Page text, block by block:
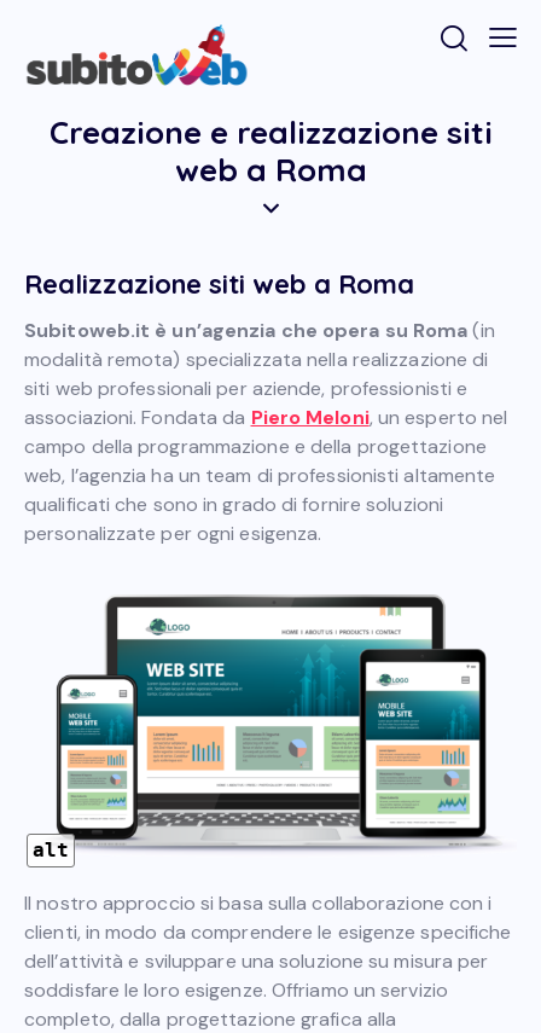
Creazione e realizzazione siti
web a Roma
Realizzazione siti web a Roma
Subitoweb.it è un’agenzia che opera su Roma(in
modalità remota) specializzata nella realizzazione di
siti web professionali per aziende, professionisti e
associazioni. Fondata da Piero Meloni, un esperto nel
campo della programmazione e della progettazione
web, l’agenzia ha un team di professionisti altamente
qualificati che sono in grado di fornire soluzioni
personalizzate per ogni esigenza.
alt
Il nostro approccio si basa sulla collaborazione con i
clienti, in modo da comprendere le esigenze specifiche
dell’attività e sviluppare una soluzione su misura per
soddisfare le loro esigenze. Offriamo un servizio
completo, dalla progettazione grafica alla